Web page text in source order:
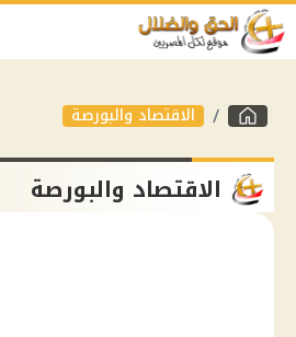
الاقتصاد والبورصة
الاقتصاد والبورصة